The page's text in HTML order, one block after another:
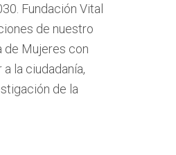
Fundación Vital
de nuestro
de Mujeres con
la ciudadanía,
de la